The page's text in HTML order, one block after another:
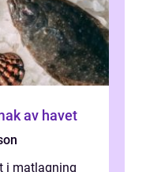
av havet
i matlagning